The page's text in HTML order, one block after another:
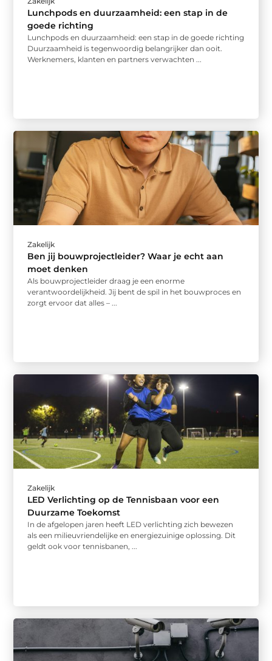
Lunchpods en duurzaamheid: een stap in de
goede richting
Lunchpods en duurzaamheid: een stap in de goede richting
Duurzaamheid is tegenwoordig belangrijker dan ooit.
Werknemers, klanten en partners verwachten ...
Zakelijk
Ben jij bouwprojectleider? Waar je echt aan
moet denken
Als bouwprojectleider draag je een enorme
verantwoordelijkheid. Jij bent de spil in het bouwproces en
zorgt ervoor dat alles – ...
Zakelijk
LED Verlichting op de Tennisbaan voor een
Duurzame Toekomst
In de afgelopen jaren heeft LED verlichting zich bewezen
als een milieuvriendelijke en energiezuinige oplossing. Dit
geldt ook voor tennisbanen, ...